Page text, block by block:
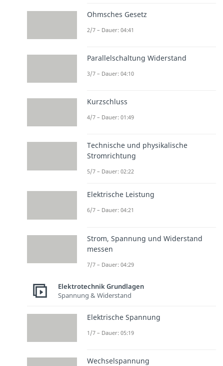
Ohmsches Gesetz
2/7 – Dauer: 04:41
Parallelschaltung Widerstand
3/7 – Dauer: 04:10
Kurzschluss
4/7 – Dauer: 01:49
Technische und physikalische
Stromrichtung
5/7 – Dauer: 02:22
Elektrische Leistung
6/7 – Dauer: 04:21
Strom, Spannung und Widerstand
messen
7/7 – Dauer: 04:29
Elektrotechnik Grundlagen
Spannung & Widerstand
Elektrische Spannung
1/7 – Dauer: 05:19
Wechselspannung